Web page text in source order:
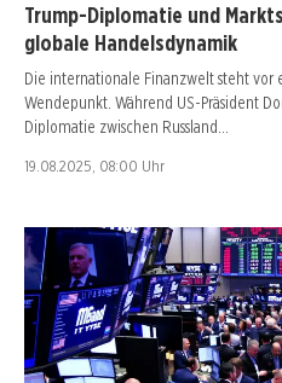
Trump-Diplomatie und
globale Handelsdynamik
Die internationale Finanzwelt steht vor
Wendepunkt. Während US-Präsident
Diplomatie zwischen Russland…
19.08.2025, 08:00 Uhr